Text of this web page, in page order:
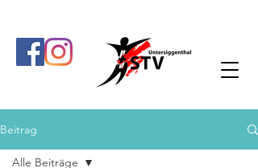
Beitrag
Alle Beiträge